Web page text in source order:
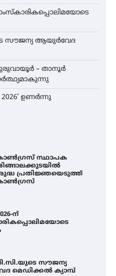
സൗജന്യ ആയുർവേദ
– താനൂർ
ഉണർന്നു
സ്ഥാപക
പ്രതിജ്ഞയെടുത്ത്
ന്
സൗജന്യ
മെഡിക്കൽ ക്യാമ്പ്